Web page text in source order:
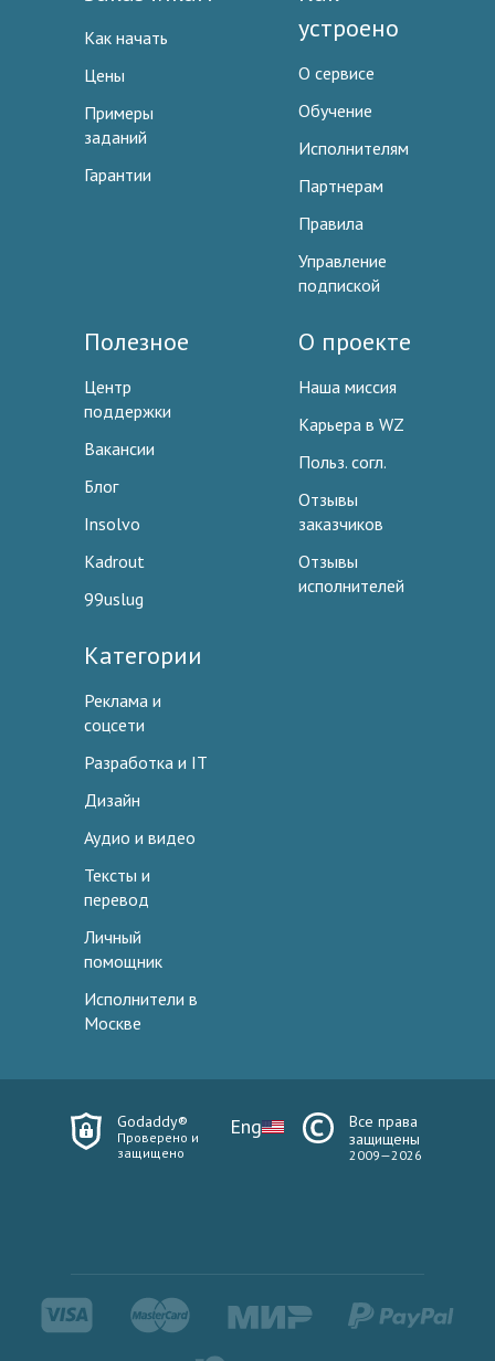
Как начать
Цены
Примеры
заданий
Гарантии
устроено
О сервисе
Обучение
Исполнителям
Партнерам
Правила
Управление
подпиской
Полезное
Центр
поддержки
Вакансии
Блог
Insolvo
Kadrout
99uslug
О проекте
Наша миссия
Карьера в WZ
Польз. согл.
Отзывы
заказчиков
Отзывы
исполнителей
Категории
Реклама и
соцсети
Разработка и IT
Дизайн
Аудио и видео
Тексты и
перевод
Личный
помощник
Исполнители в
Москве
Godaddy®
Проверено и
защищено
Eng
Все права
защищены
2009—2026